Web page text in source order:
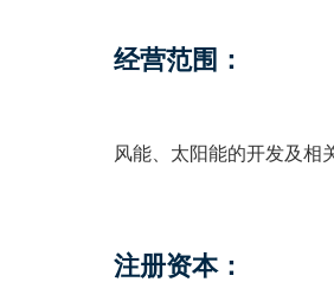
经营范围：
风能、太阳能的开发及相
注册资本：